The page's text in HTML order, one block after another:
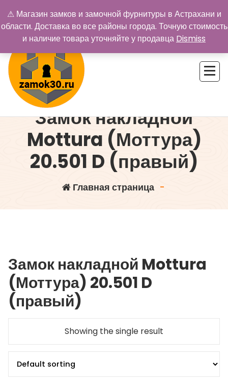
содержимому
Замок накладной
Mottura (Моттура)
20.501 D (правый)
Главная страница-
Замок накладной Mottura
(Моттура) 20.501 D
(правый)
Showing the single result
⚠ Магазин замков и замочной фурнитуры в Астрахани и
области. Доставка во все районы города. Точную стоимость
и наличие товара уточняйте у продавца Dismiss